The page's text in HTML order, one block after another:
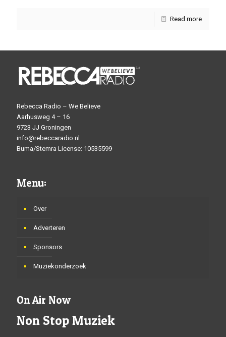
Read more
Rebecca Radio – We Believe
Aarhusweg 4 – 16
9723 JJ Groningen
info@rebeccaradio.nl
Buma/Stemra License: 10535599
Menu:
Over
Adverteren
Sponsors
Muziekonderzoek
On Air Now
Non Stop Muziek